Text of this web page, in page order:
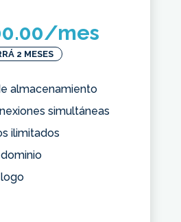
/mes
2 MESES
almacenamiento
simultáneas
ilimitados